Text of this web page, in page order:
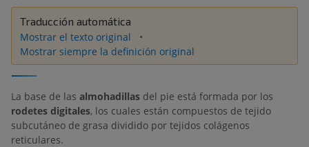
Traducción automática
Mostrar el texto original
Mostrar siempre la definición original
La base de las almohadillas del pie está formada por los
rodetes digitales, los cuales están compuestos de tejido
subcutáneo de grasa dividido por tejidos colágenos
reticulares.